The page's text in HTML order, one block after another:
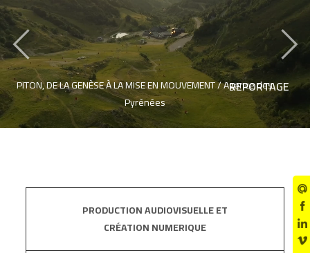
REPORTAGE
PITON, DE LA GENÈSE À LA MISE EN MOUVEMENT /Agence des
Pyrénées
‹ ›
PRODUCTION AUDIOVISUELLE ET
CRÉATION NUMERIQUE